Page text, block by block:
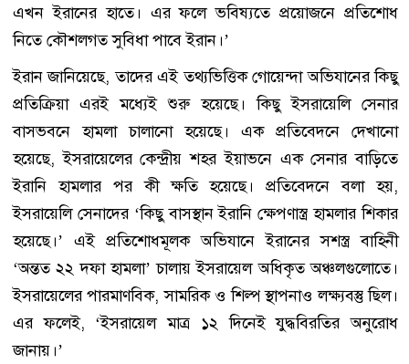
এখন ইরানের হাতে। এর ফলে ভবিষ্যতে প্রয়োজনে প্রতিশোধ
নিতে কৌশলগত সুবিধা পাবে ইরান।’
ইরান জানিয়েছে, তাদের এই তথ্যভিত্তিক গোয়েন্দা অভিযানের কিছু
প্রতিক্রিয়া এরই মধ্যেই শুরু হয়েছে। কিছু ইসরায়েলি সেনার
বাসভবনে হামলা চালানো হয়েছে। এক প্রতিবেদনে দেখানো
হয়েছে, ইসরায়েলের কেন্দ্রীয় শহর ইয়াভনে এক সেনার বাড়িতে
ইরানি হামলার পর কী ক্ষতি হয়েছে। প্রতিবেদনে বলা হয়,
ইসরায়েলি সেনাদের ‘কিছু বাসস্থান ইরানি ক্ষেপণাস্ত্র হামলার শিকার
হয়েছে।’ এই প্রতিশোধমূলক অভিযানে ইরানের সশস্ত্র বাহিনী
‘অন্তত ২২ দফা হামলা’ চালায় ইসরায়েল অধিকৃত অঞ্চলগুলোতে।
ইসরায়েলের পারমাণবিক, সামরিক ও শিল্প স্থাপনাও লক্ষ্যবস্তু ছিল।
এর ফলেই, ‘ইসরায়েল মাত্র ১২ দিনেই যুদ্ধবিরতির অনুরোধ
জানায়।’